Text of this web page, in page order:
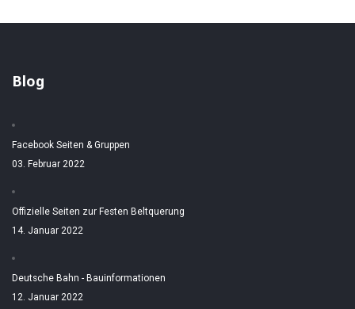
Blog
Facebook Seiten & Gruppen
03. Februar 2022
Offizielle Seiten zur Festen Beltquerung
14. Januar 2022
Deutsche Bahn - Bauinformationen
12. Januar 2022